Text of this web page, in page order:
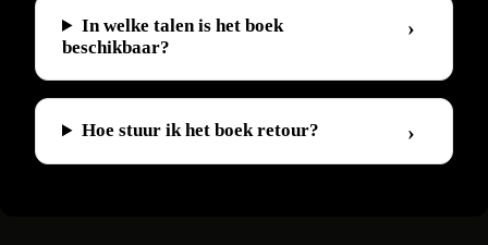
In welke talen is het boek
beschikbaar?
Hoe stuur ik het boek retour?